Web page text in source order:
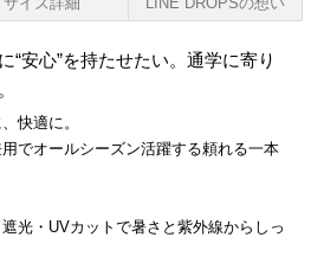
“安心”を持たせたい。通学に寄り
快適に。
でオールシーズン活躍する頼れる一本
光・UVカットで暑さと紫外線からしっ